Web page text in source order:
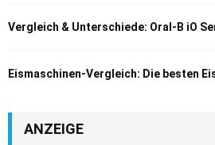
Vergleich & Unterschiede: Oral-B iO
Eismaschinen-Vergleich: Die besten
ANZEIGE